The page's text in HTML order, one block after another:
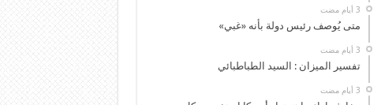
متى يُوصف رئيس دولة بأنه «غبي»
تفسير الميزان : السيد الطباطبائي